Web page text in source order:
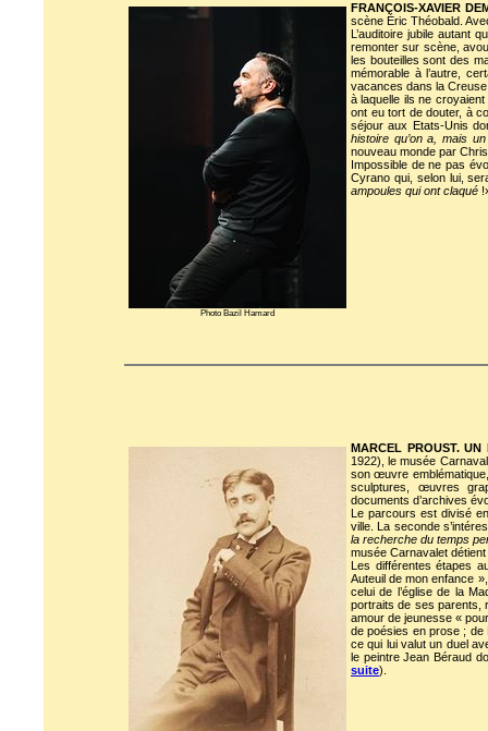
Photo Bazil Hamard
FRANÇOIS-XAVIER
scène Éric Théobald.
L’auditoire jubile autant
remonter sur scène,
les bouteilles sont des
mémorable à l’autre,
vacances dans la
à laquelle ils ne
ont eu tort de douter, à
séjour aux Etats-Unis
histoire qu’on a, mais
nouveau monde par
Impossible de ne pas
Cyrano qui, selon lui,
ampoules qui ont claqué
MARCEL PROUST. UN
1922), le musée
son œuvre
sculptures, œuvres
documents d’archives
Le parcours est divisé
ville. La seconde
la recherche du temps
musée Carnavalet
Les différentes étapes
Auteuil de mon enfance
celui de l’église de la
portraits de ses parents,
amour de jeunesse «
de poésies en prose ; de
ce qui lui valut un duel
le peintre Jean Béraud
suite).